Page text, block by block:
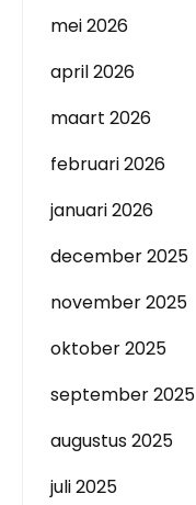
mei 2026
april 2026
maart 2026
februari 2026
januari 2026
december 2025
november 2025
oktober 2025
september 2025
augustus 2025
juli 2025